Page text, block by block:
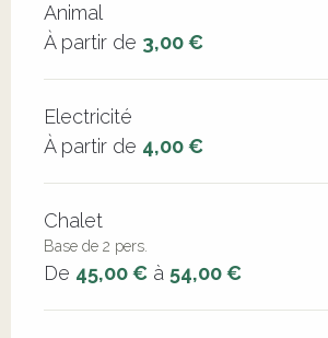
Animal
À partir de 3,00 €
Electricité
À partir de 4,00 €
Chalet
Base de 2 pers.
De 45,00 € à 54,00 €